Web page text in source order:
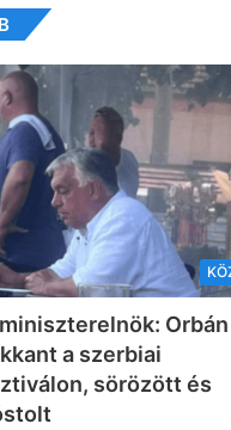
Orbán
a szerbiai
sörözött és